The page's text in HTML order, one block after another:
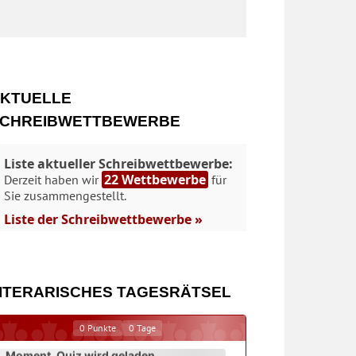
Liste aktueller Schreibwettbewerbe:
Derzeit haben wir 22 Wettbewerbe für
Sie zusammengestellt.
Liste der Schreibwettbewerbe »
TAGESRÄTSEL
0 Punkte 0 Tage